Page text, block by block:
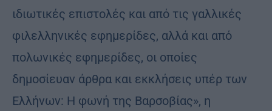
ιδιωτικές επιστολές και από τις γαλλικές
φιλελληνικές εφημερίδες, αλλά και από
πολωνικές εφημερίδες, οι οποίες
δημοσίευαν άρθρα και εκκλήσεις υπέρ των
Ελλήνων: Η φωνή της Βαρσοβίας», η